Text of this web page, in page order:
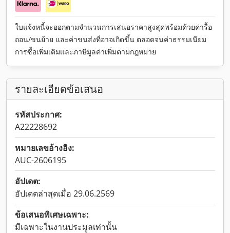
ใบแจ้งหนี้จะออกตามจำนวนการเสนอราคาสูงสุดพร้อมด้วยค่ารื้อ
ถอน/ขนย้าย และค่าขนส่งที่อาจเกิดขึ้น ตลอดจนค่าธรรมเนียม
การซื้อเพิ่มเติมและภาษีมูลค่าเพิ่มตามกฎหมาย
รายละเอียดข้อเสนอ
รหัสประกาศ:
A22228692
หมายเลขอ้างอิง:
AUC-2606195
อัปเดต:
อัปเดตล่าสุดเมื่อ 29.06.2569
ข้อเสนอพิเศษเฉพาะ:
มีเฉพาะในงานประมูลเท่านั้น